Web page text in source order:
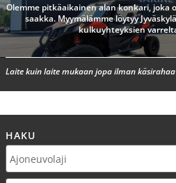
Olemme pitkäaikainen alan konkari, joka
saakka. Myymälämme löytyy
kulkuyhteyksien
Laite kuin laite mukaan jopa ilman
HAKU